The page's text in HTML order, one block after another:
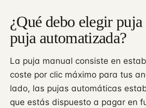
¿Qué debo elegir
puja automatizada?
La puja manual consiste en
coste por clic máximo para tus
lado, las pujas automáticas
que estás dispuesto a pagar en